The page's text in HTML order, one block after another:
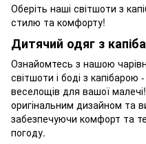
Оберіть наші світшоти з
стилю та комфорту!
Дитячий одяг з
Ознайомтесь з нашою
світшоти і боді з
веселощів для вашої
оригінальним дизайном та
забезпечуючи комфорт та
погоду.